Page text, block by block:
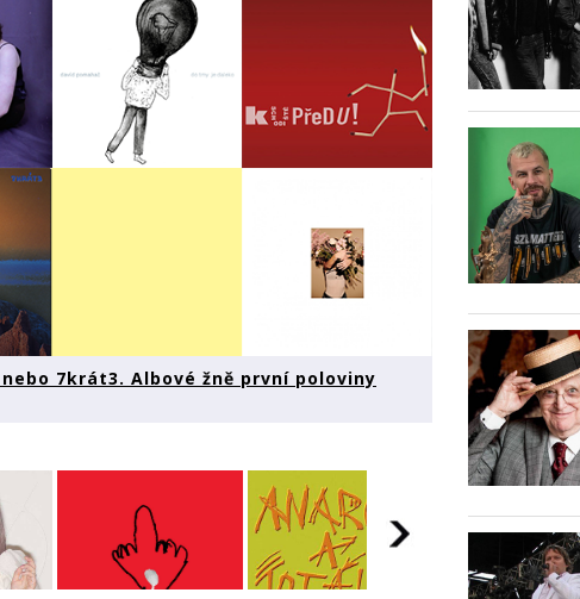
7krát3. Albové žně první poloviny